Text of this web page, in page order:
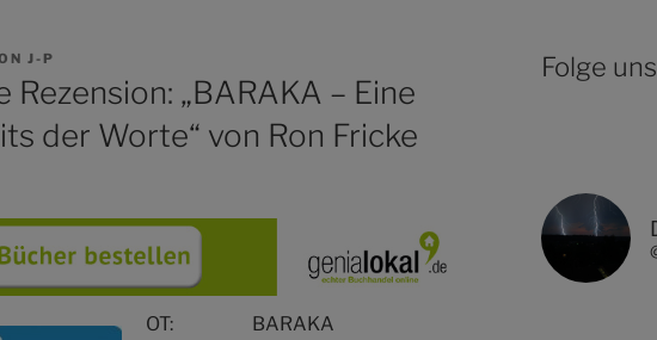
J-P
Rezension: „BARAKA – Eine
der Worte“ von Ron Fricke
OT: BARAKA
Folge